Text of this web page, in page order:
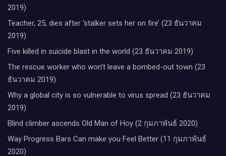
2019)
Teacher, 25, dies after ‘stalker sets her on fire’ (23 ธันวาคม
2019)
Five killed in suicide blast in the world (23 ธันวาคม 2019)
The rescue worker who won’t leave a bombed-out town (23
ธันวาคม 2019)
Why a global city is so vulnerable to virus spread (23 ธันวาคม
2019)
Blind climber ascends Old Man of Hoy (2 กุมภาพันธ์ 2020)
Way Progress Bars Can make you Feel Better (11 กุมภาพันธ์
2020)